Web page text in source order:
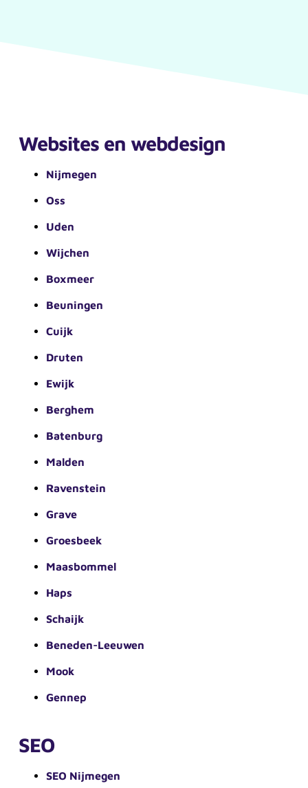
Websites en webdesign
Nijmegen
Oss
Uden
Wijchen
Boxmeer
Beuningen
Cuijk
Druten
Ewijk
Berghem
Batenburg
Malden
Ravenstein
Grave
Groesbeek
Maasbommel
Haps
Schaijk
Beneden-Leeuwen
Mook
Gennep
SEO
SEO Nijmegen